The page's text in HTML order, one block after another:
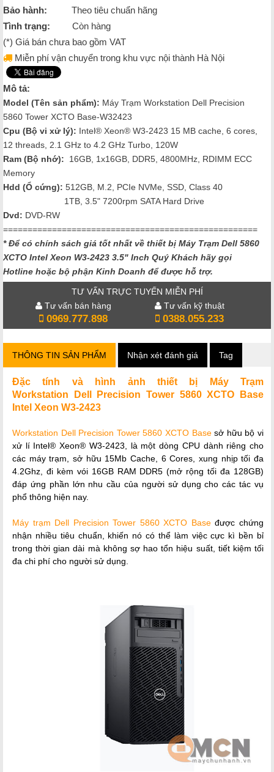
Bảo hành: Theo tiêu chuẩn hãng
Tình trạng: Còn hàng
(*) Giá bán chưa bao gồm VAT
Miễn phí vận chuyển trong khu vực nội thành Hà Nội
Mô tả:
Model (Tên sản phẩm): Máy Trạm Workstation Dell Precision
5860 Tower XCTO Base-W32423
Cpu (Bộ vi xử lý): Intel® Xeon® W3-2423 15 MB cache, 6 cores,
12 threads, 2.1 GHz to 4.2 GHz Turbo, 120W
Ram (Bộ nhớ):
16GB, 1x16GB, DDR5, 4800MHz, RDIMM ECC
Memory
Hdd (Ổ cứng): 512GB, M.2, PCIe NVMe, SSD, Class 40
1TB, 3.5" 7200rpm SATA Hard Drive
Dvd: DVD-RW
====================================================
* Để có chính sách giá tốt nhất về thiết bị Máy Trạm Dell 5860
XCTO Intel Xeon W3-2423 3.5" Inch Quý Khách hãy gọi
Hotline hoặc bộ phận Kinh Doanh để được hỗ trợ.
TƯ VẤN TRỰC TUYẾN MIỄN PHÍ
Tư vấn bán hàng
0969.777.898
Tư vấn kỹ thuật
0388.055.233
THÔNG TIN SẢN PHẨM Nhận xét đánh giá Tag
Đặc tính và hình ảnh thiết bị Máy Trạm
Workstation Dell Precision Tower 5860 XCTO Base
Intel Xeon W3-2423
Workstation Dell Precision Tower 5860 XCTO Basesở hữu bộ vi
xử lí Intel® Xeon® W3-2423, là một dòng CPU dành riêng cho
các máy trạm, sở hữu 15Mb Cache, 6 Cores, xung nhịp tối đa
4.2Ghz, đi kèm vói 16GB RAM DDR5 (mở rộng tối đa 128GB)
đáp ứng phần lớn nhu cầu của người sử dụng cho các tác vụ
phổ thông hiện nay.
Máy trạm Dell Precision Tower 5860 XCTO Baseđược chứng
nhận nhiều tiêu chuẩn, khiến nó có thể làm việc cực kì bền bỉ
trong thời gian dài mà không sợ hao tổn hiệu suất, tiết kiệm tối
đa chi phí cho người sử dụng.